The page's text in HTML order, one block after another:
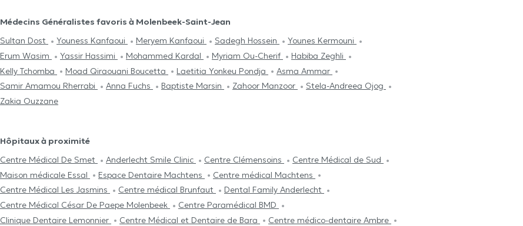
Médecins Généralistes favoris à Molenbeek-Saint-Jean
Sultan Dost
Youness Kanfaoui Meryem Kanfaoui Sadegh Hossein
Younes Kermouni
Erum Wasim
Yassir Hassimi Mohammed Kardal Myriam Ou-Cherif
Habiba Zeghli
Kelly Tchomba
Moad Qiraouani Boucetta Laetitia Yonkeu Pondja
Asma Ammar
Samir Amamou Rherrabi
Anna Fuchs Baptiste Marsin Zahoor Manzoor
Stela-Andreea Ojog
Zakia Ouzzane
Hôpitaux à proximité
Centre Médical De Smet
Anderlecht Smile Clinic Centre Clémensoins
Centre Médical de Sud
Maison médicale Essal
Espace Dentaire Machtens
Centre médical Machtens
Centre Médical Les Jasmins
Centre médical Brunfaut
Dental Family Anderlecht
Centre Médical César De Paepe Molenbeek
Centre Paramédical BMD
Clinique Dentaire Lemonnier
Centre Médical et Dentaire de Bara
Centre médico-dentaire Ambre